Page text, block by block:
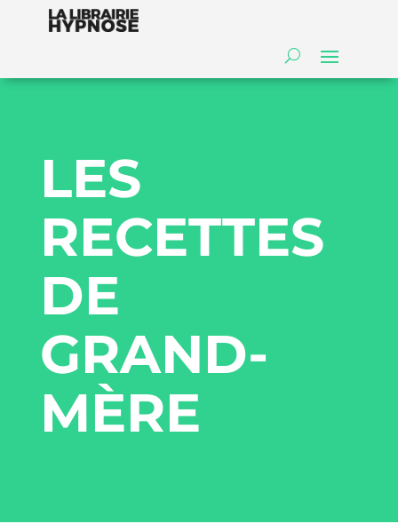
LES
RECETTES
DE
GRAND-
MÈRE